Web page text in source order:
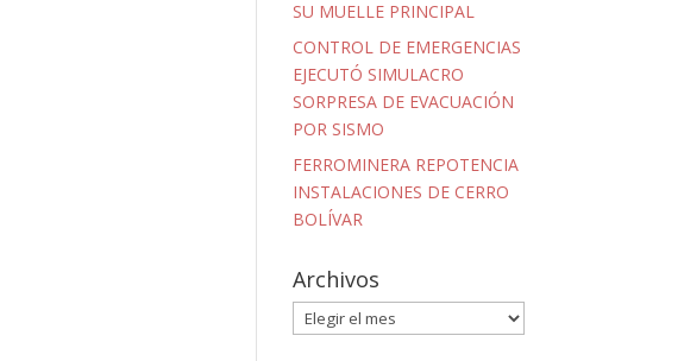
SU MUELLE PRINCIPAL
CONTROL DE EMERGENCIAS
EJECUTÓ SIMULACRO
SORPRESA DE EVACUACIÓN
POR SISMO
FERROMINERA REPOTENCIA
INSTALACIONES DE CERRO
BOLÍVAR
Archivos
Archivos